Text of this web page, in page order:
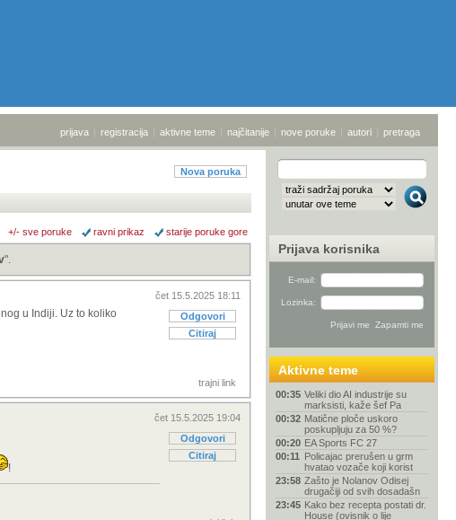
prijava | registracija | aktivne teme | najčitanije | nove poruke | autori | pretraga
Nova poruka
+/- sve poruke ravni prikaz starije poruke gore
".
čet 15.5.2025 18:11
Odgovori
Citiraj
u Indiji. Uz to koliko
trajni link
čet 15.5.2025 19:04
Odgovori
Citiraj
!
Prijava korisnika
E-mail:
Lozinka:
Aktivne teme
00:35 Veliki dio AI industrije su
marksisti, kaže šef Pa
00:32 Matične ploče uskoro
poskupljuju za 50 %?
00:20 EA Sports FC 27
00:11 Policajac prerušen u grm
hvatao vozače koji korist
23:58 Zašto je Nolanov Odisej
drugačiji od svih dosadašn
23:45 Kako bez recepta postati dr.
House (ovisnik o lije